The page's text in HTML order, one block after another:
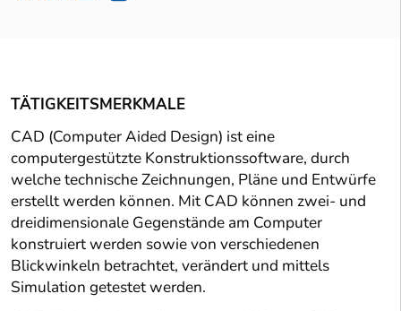
TÄTIGKEITSMERKMALE
CAD (Computer Aided Design) ist eine
computergestützte Konstruktionssoftware, durch
welche technische Zeichnungen, Pläne und Entwürfe
erstellt werden können. Mit CAD können zwei- und
dreidimensionale Gegenstände am Computer
konstruiert werden sowie von verschiedenen
Blickwinkeln betrachtet, verändert und mittels
Simulation getestet werden.